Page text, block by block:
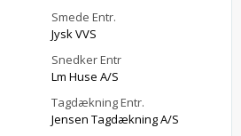
Smede Entr.
Jysk VVS
Snedker Entr
Lm Huse A/S
Tagdækning Entr.
Jensen Tagdækning A/S